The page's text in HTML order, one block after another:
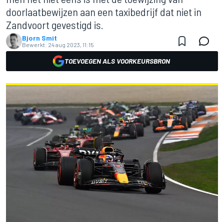
doorlaatbewijzen aan een taxibedrijf dat niet in
Zandvoort gevestigd is.
Bjorn Smit
Bewerkt: 24 aug 2023, 11:15
TOEVOEGEN ALS VOORKEURSBRON